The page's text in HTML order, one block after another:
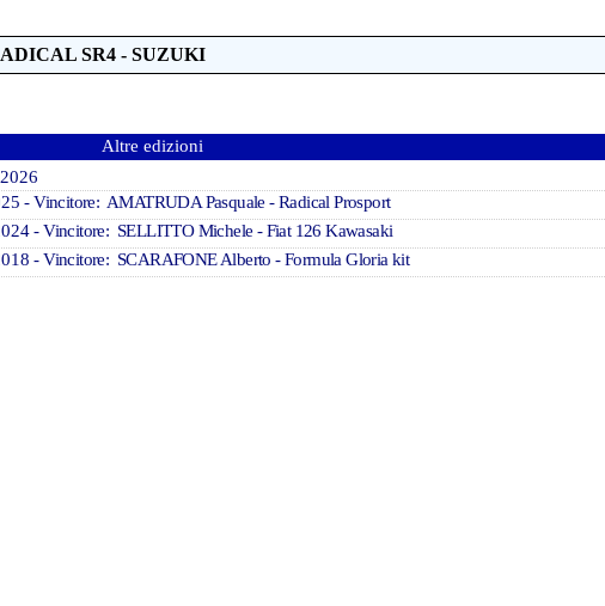
SR4 - SUZUKI
Altre edizioni
- Vincitore: AMATRUDA Pasquale - Radical Prosport
- Vincitore: SELLITTO Michele - Fiat 126 Kawasaki
- Vincitore: SCARAFONE Alberto - Formula Gloria kit